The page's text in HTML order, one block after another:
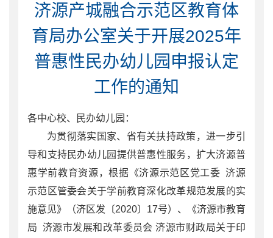
济源产城融合示范区教育体
育局办公室关于开展2025年
普惠性民办幼儿园申报认定
工作的通知
各中心校、民办幼儿园：
为贯彻落实国家、省有关扶持政策，进一步引
导和支持民办幼儿园提供普惠性服务，扩大济源普
惠学前教育资源，根据《济源示范区党工委 济源
示范区管委会关于学前教育深化改革规范发展的实
施意见》（济区发〔2020〕17号）、《济源市教育
局 济源市发展和改革委员会 济源市财政局关于印